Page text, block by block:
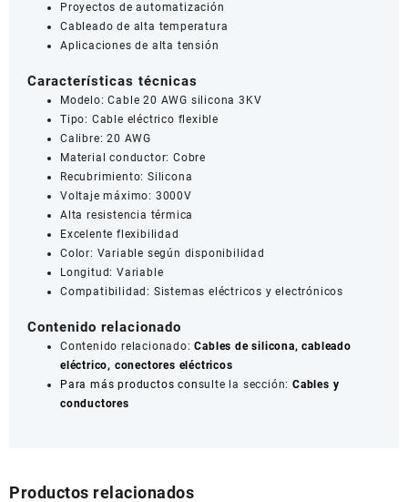
Proyectos de automatización
Cableado de alta temperatura
Aplicaciones de alta tensión
Características técnicas
Modelo: Cable 20 AWG silicona 3KV
Tipo: Cable eléctrico flexible
Calibre: 20 AWG
Material conductor: Cobre
Recubrimiento: Silicona
Voltaje máximo: 3000V
Alta resistencia térmica
Excelente flexibilidad
Color: Variable según disponibilidad
Longitud: Variable
Compatibilidad: Sistemas eléctricos y electrónicos
Contenido relacionado
Contenido relacionado: Cables de silicona, cableado
eléctrico, conectores eléctricos
Para más productos consulte la sección:Cables y
conductores
Productos relacionados